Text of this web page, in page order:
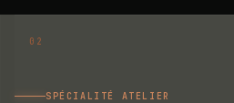
SPÉCIALITÉ ATELIER